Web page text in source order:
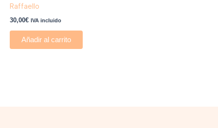
Raffaello
30,00€ IVA incluido
Añadir al carrito